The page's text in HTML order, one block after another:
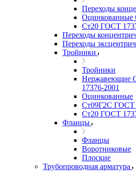
Переходы
Оцинкованные
Ст20 ГОСТ
Переходы
Переходы
Тройники
Тройники
Нержавеющие
17376-2001
Оцинкованные
Ст09Г2С ГОСТ
Ст20 ГОСТ
Фланцы
Фланцы
Воротниковые
Плоские
Трубопроводная арматура